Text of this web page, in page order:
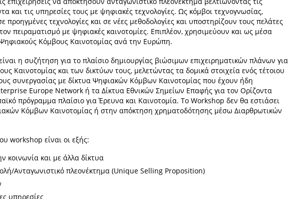
και τις υπηρεσίες τους με ψηφιακές τεχνολογίες. Ως κόμβοι τεχνογνωσίας,
τεχνολογίες και σε νέες μεθοδολογίες και υποστηρίζουν τους πελάτες
πειραματισμό με ψηφιακές καινοτομίες. Επιπλέον, χρησιμεύουν και ως μέσα
Κόμβους Καινοτομίας ανά την Ευρώπη.
η συζήτηση για το πλαίσιο δημιουργίας βιώσιμων επιχειρηματικών πλάνων για
Καινοτομίας και των δικτύων τους, μελετώντας τα δομικά στοιχεία ενός τέτοιου
συνεργασίας με δίκτυα Ψηφιακών Κόμβων Καινοτομίας που έχουν ήδη
Europe Network ή τα Δίκτυα Εθνικών Σημείων Επαφής για τον Ορίζοντα
πρόγραμμα πλαίσιο για Έρευνα και Καινοτομία. Το Workshop δεν θα εστιάσει
Κόμβων Καινοτομίας ή στην απόκτηση χρηματοδότησης μέσω Διαρθρωτικών
workshop είναι οι εξής:
κοινωνία και με άλλα δίκτυα
Ανταγωνιστικό πλεονέκτημα (Unique Selling Proposition)
υπηρεσίες